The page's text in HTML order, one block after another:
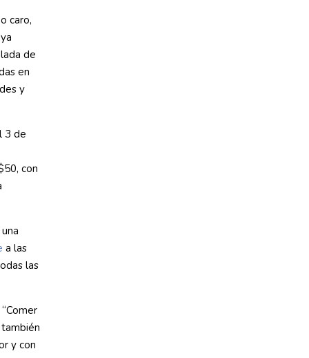
caro,
de
en
y
3 de
con
a las
las
y con